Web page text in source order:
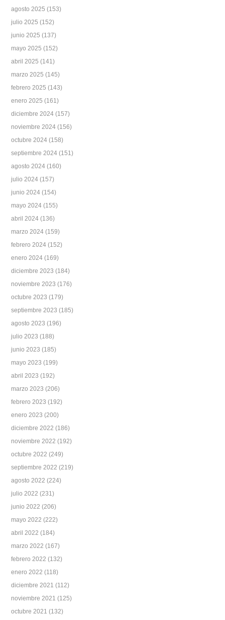
agosto 2025 (153)
julio 2025 (152)
junio 2025 (137)
mayo 2025 (152)
abril 2025 (141)
marzo 2025 (145)
febrero 2025 (143)
enero 2025 (161)
diciembre 2024 (157)
noviembre 2024 (156)
octubre 2024 (158)
septiembre 2024 (151)
agosto 2024 (160)
julio 2024 (157)
junio 2024 (154)
mayo 2024 (155)
abril 2024 (136)
marzo 2024 (159)
febrero 2024 (152)
enero 2024 (169)
diciembre 2023 (184)
noviembre 2023 (176)
octubre 2023 (179)
septiembre 2023 (185)
agosto 2023 (196)
julio 2023 (188)
junio 2023 (185)
mayo 2023 (199)
abril 2023 (192)
marzo 2023 (206)
febrero 2023 (192)
enero 2023 (200)
diciembre 2022 (186)
noviembre 2022 (192)
octubre 2022 (249)
septiembre 2022 (219)
agosto 2022 (224)
julio 2022 (231)
junio 2022 (206)
mayo 2022 (222)
abril 2022 (184)
marzo 2022 (167)
febrero 2022 (132)
enero 2022 (118)
diciembre 2021 (112)
noviembre 2021 (125)
octubre 2021 (132)